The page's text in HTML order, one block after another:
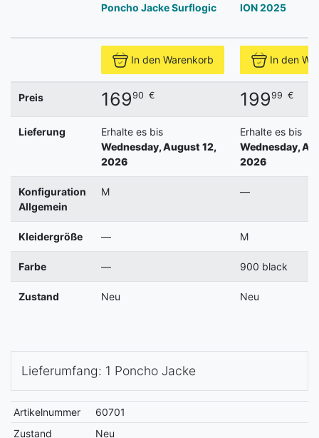
Poncho Jacke Surflogic
ION 2025
In den Warenkorb In den
Preis 16990 € 19999 €
Lieferung
Erhalte es bis
Wednesday, August 12,
2026
Erhalte es bis
Wednesday,
2026
Konfiguration
Allgemein
M —
Kleidergröße — M
Farbe — 900 black
Zustand Neu Neu
Lieferumfang: 1 Poncho Jacke
Artikelnummer
60701
Zustand
Neu